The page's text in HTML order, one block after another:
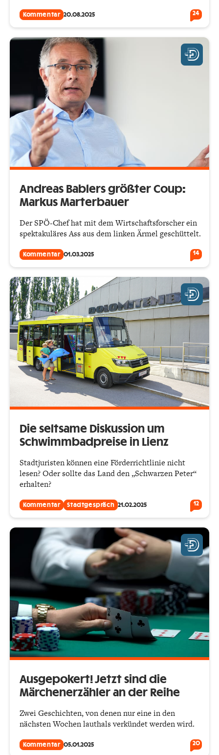
Kommentar 20.08.2025 24
Andreas Bablers größter Coup:
Markus Marterbauer
Der SPÖ-Chef hat mit dem Wirtschaftsforscher ein
spektakuläres Ass aus dem linken Ärmel geschüttelt.
Kommentar 01.03.2025 14
Die seltsame Diskussion um
Schwimmbadpreise in Lienz
Stadtjuristen können eine Förderrichtlinie nicht
lesen? Oder sollte das Land den „Schwarzen Peter“
erhalten?
Kommentar Stadtgespräch 21.02.2025 12
Ausgepokert! Jetzt sind die
Märchenerzähler an der Reihe
Zwei Geschichten, von denen nur eine in den
nächsten Wochen lauthals verkündet werden wird.
Kommentar 05.01.2025 20